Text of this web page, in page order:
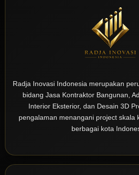
Radja Inovasi Indonesia merupakan
bidang Jasa Kontraktor Bangunan,
Interior Eksterior, dan Desain 3D
pengalaman menangani project skala
berbagai kota